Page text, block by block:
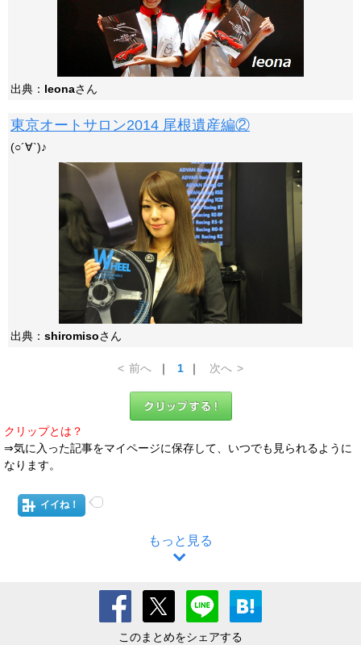
出典： leonaさん
東京オートサロン2014 尾根遺産編②
(○´∀`)♪
出典： shiromisoさん
< 前へ ｜ 1 ｜ 次へ >
クリップとは？
⇒気に入った記事をマイページに保存して、いつでも見られるように
なります。
イイね！
もっと見る
このまとめをシェアする